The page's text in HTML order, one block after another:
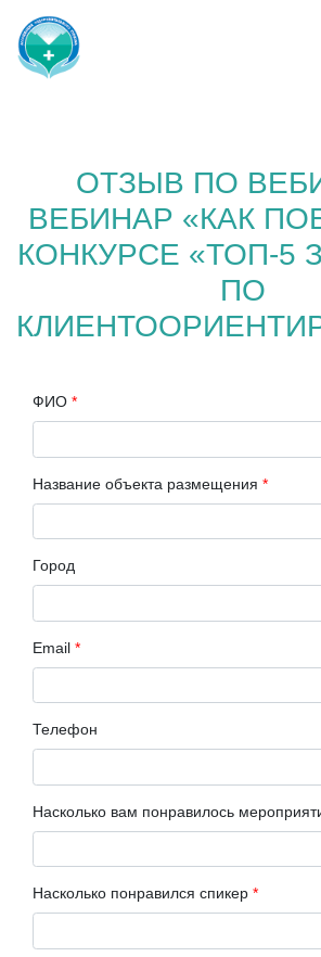
ОТЗЫВ ПО
ВЕБИНАР «КАК
КОНКУРСЕ «ТОП-5
ПО
ФИО *
Название объекта размещения *
Город
Email *
Телефон
Насколько вам понравилось
Насколько понравился спикер *